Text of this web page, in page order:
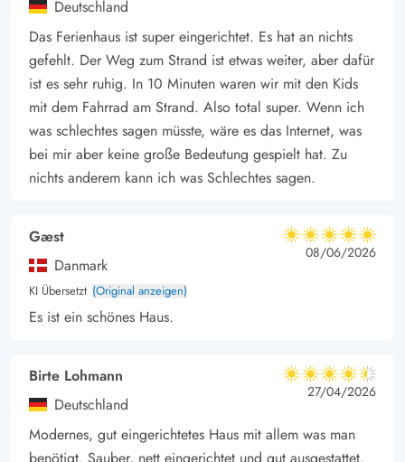
Deutschland
Das Ferienhaus ist super eingerichtet. Es hat an nichts
gefehlt. Der Weg zum Strand ist etwas weiter, aber dafür
ist es sehr ruhig. In 10 Minuten waren wir mit den Kids
mit dem Fahrrad am Strand. Also total super. Wenn ich
was schlechtes sagen müsste, wäre es das Internet, was
bei mir aber keine große Bedeutung gespielt hat. Zu
nichts anderem kann ich was Schlechtes sagen.
Gæst
Danmark
KI Übersetzt (Original anzeigen)
5 von 5
5 von 5
5 out of 5
08/06/2026
Es ist ein schönes Haus.
Birte Lohmann
Deutschland
4.5 von 5
4.5 von 5
4.5 out of 5
27/04/2026
Modernes, gut eingerichtetes Haus mit allem was man
benötigt. Sauber, nett eingerichtet und gut ausgestattet.